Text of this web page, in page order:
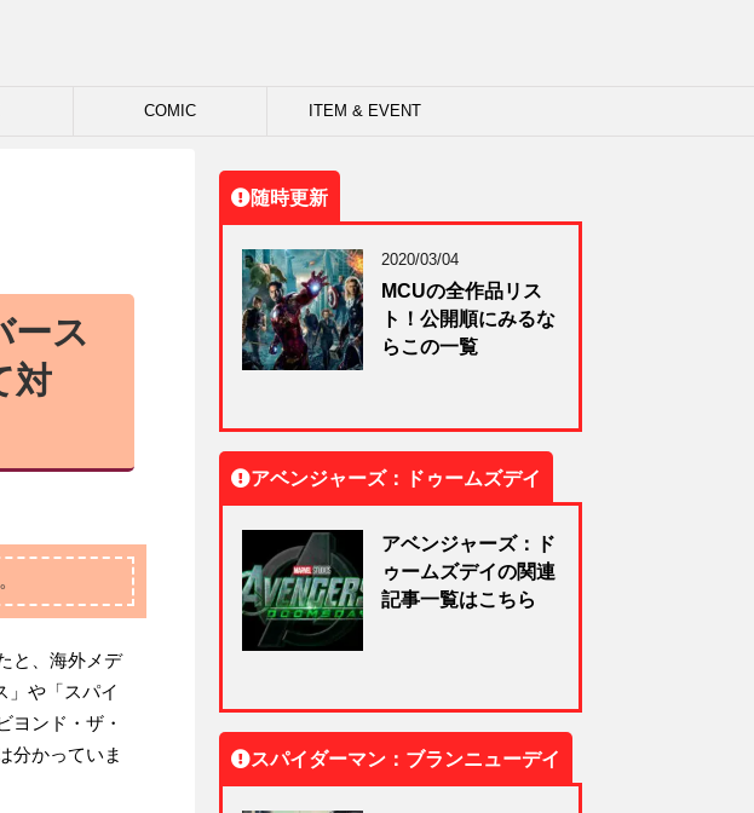
COMIC ITEM & EVENT
ース
対
と、海外メデ
」や「スパイ
ヨンド・ザ・
分かっていま
随時更新
2020/03/04
MCUの全作品リス
ト！公開順にみるな
らこの一覧
アベンジャーズ：ドゥームズデイ
アベンジャーズ：ド
ゥームズデイの関連
記事一覧はこちら
スパイダーマン：ブランニューデイ